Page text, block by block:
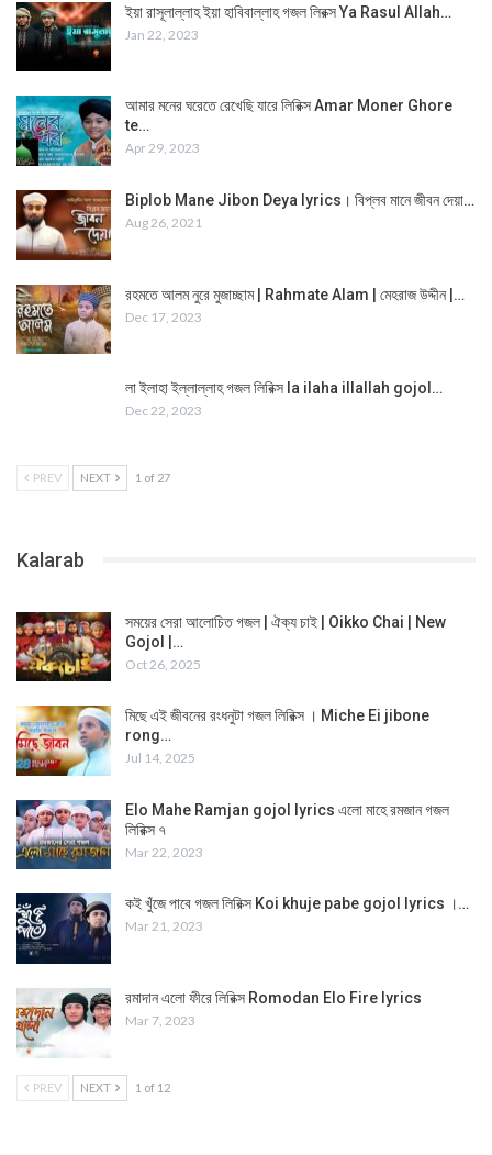
ইয়া রাসূলাল্লাহ ইয়া হাবিবাল্লাহ গজল লিরক্স Ya Rasul Allah…
Jan 22, 2023
আমার মনের ঘরেতে রেখেছি যারে লিরিক্স Amar Moner Ghore
te…
Apr 29, 2023
Biplob Mane Jibon Deya lyrics। বিপ্লব মানে জীবন দেয়া…
Aug 26, 2021
রহমতে আলম নুরে মুজাচ্ছাম | Rahmate Alam | মেহরাজ উদ্দীন |…
Dec 17, 2023
লা ইলাহা ইল্লাল্লাহ গজল লিরিক্স la ilaha illallah gojol…
Dec 22, 2023
PREV NEXT 1 of 27
Kalarab
সময়ের সেরা আলোচিত গজল | ঐক্য চাই | Oikko Chai | New
Gojol |…
Oct 26, 2025
মিছে এই জীবনের রংধনুটা গজল লিরিক্স । Miche Ei jibone
rong…
Jul 14, 2025
Elo Mahe Ramjan gojol lyrics এলো মাহে রমজান গজল
লিরিক্স ৭
Mar 22, 2023
কই খুঁজে পাবে গজল লিরিক্স Koi khuje pabe gojol lyrics ।…
Mar 21, 2023
রমাদান এলো ফীরে লিরিক্স Romodan Elo Fire lyrics
Mar 7, 2023
PREV NEXT 1 of 12